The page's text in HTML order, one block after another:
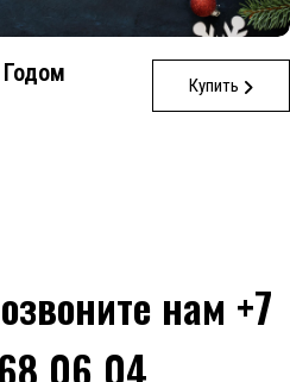
Купить
нам +7